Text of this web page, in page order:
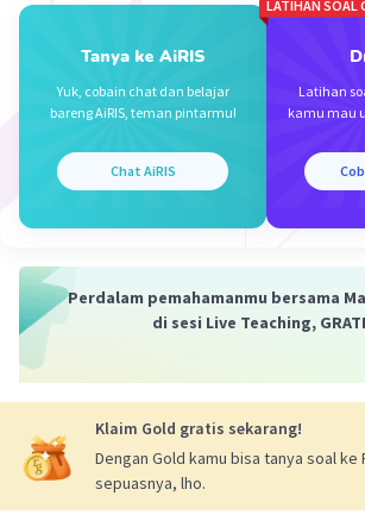
Tanya ke AiRIS
Yuk, cobain chat dan belajar
bareng AiRIS, teman pintarmu!
Chat AiRIS
LATIHAN SOAL
Latihan
kamu mau
Perdalam pemahamanmu bersama
di sesi Live Teaching,
Klaim Gold gratis sekarang!
Dengan Gold kamu bisa tanya soal ke
sepuasnya, lho.